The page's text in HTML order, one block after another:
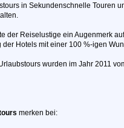
in Sekundenschnelle Touren
der Reiselustige ein Augenmerk
der Hotels mit einer 100 %-igen
wurden im Jahr 2011
merken bei: